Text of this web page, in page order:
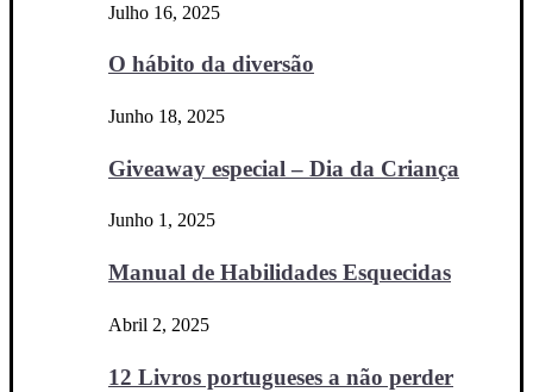
Julho 16, 2025
O hábito da diversão
Junho 18, 2025
Giveaway especial – Dia da Criança
Junho 1, 2025
Manual de Habilidades Esquecidas
Abril 2, 2025
12 Livros portugueses a não perder